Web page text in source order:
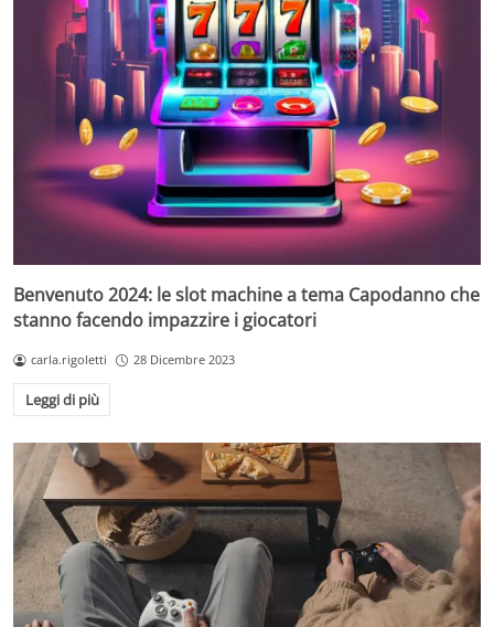
Benvenuto 2024: le slot machine a tema Capodanno che
stanno facendo impazzire i giocatori
carla.rigoletti 28 Dicembre 2023
Leggi di più